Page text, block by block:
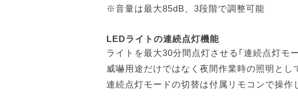
※音量は最大85dB、3段階で調整可能
LEDライトの連続点灯機能
ライトを最大30分間点灯させる｢連続点灯モ
威嚇用途だけではなく夜間作業時の照明とし
連続点灯モードの切替は付属リモコンで操作